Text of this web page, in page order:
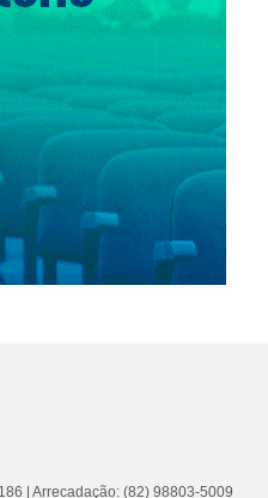
| Arrecadação: (82) 98803-5009